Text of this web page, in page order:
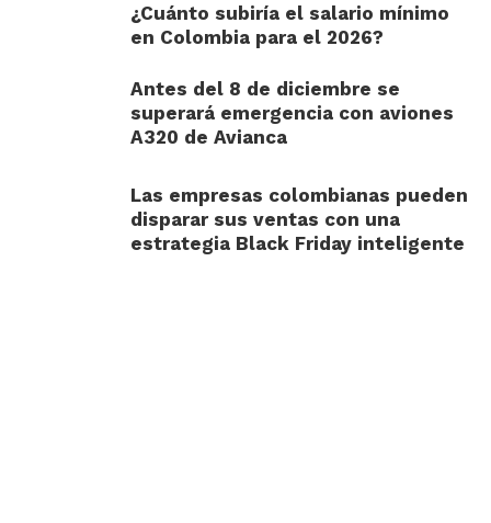
¿Cuánto subiría el salario mínimo
en Colombia para el 2026?
Antes del 8 de diciembre se
superará emergencia con aviones
A320 de Avianca
Las empresas colombianas pueden
disparar sus ventas con una
estrategia Black Friday inteligente